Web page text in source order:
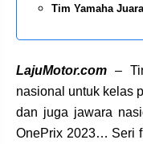
Tim Yamaha
LajuMotor.com –
nasional untuk kelas
dan juga jawara
OnePrix 2023… Seri